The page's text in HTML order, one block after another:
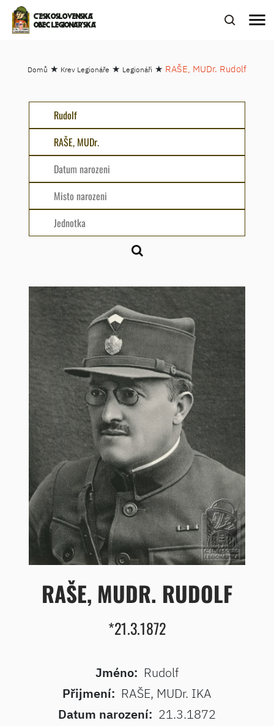
ČESKOSLOVENSKÁ
OBEC LEGIONÁŘSKÁ
menu
Domů ★ Krev Legionáře ★ Legionáři ★ RAŠE, MUDr. Rudolf
RAŠE, MUDR. RUDOLF
*21.3.1872
Jméno: Rudolf
Přijmení: RAŠE, MUDr. IKA
Datum narození: 21.3.1872